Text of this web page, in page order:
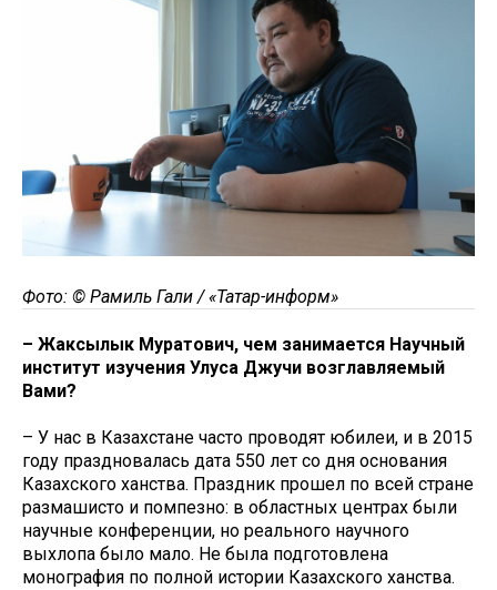
Фото: © Рамиль Гали / «Татар-информ»
– Жаксылык Муратович, чем занимается Научный
институт изучения Улуса Джучи возглавляемый
Вами?
– У нас в Казахстане часто проводят юбилеи, и в 2015
году праздновалась дата 550 лет со дня основания
Казахского ханства. Праздник прошел по всей стране
размашисто и помпезно: в областных центрах были
научные конференции, но реального научного
выхлопа было мало. Не была подготовлена
монография по полной истории Казахского ханства.